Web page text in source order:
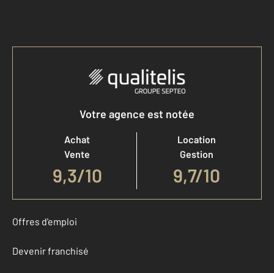
Accéder à mon compte
Votre agence est notée
Achat
Vente
9,3/10
Location
Gestion
9,7/10
Offres d'emploi
Devenir franchisé